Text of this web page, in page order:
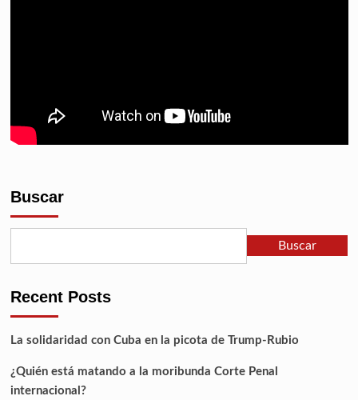
Buscar
Buscar
Recent Posts
La solidaridad con Cuba en la picota de Trump-Rubio
¿Quién está matando a la moribunda Corte Penal
internacional?